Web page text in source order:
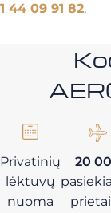
1 44 09 91 82.
Privatinių
lėktuvų
nuoma
20